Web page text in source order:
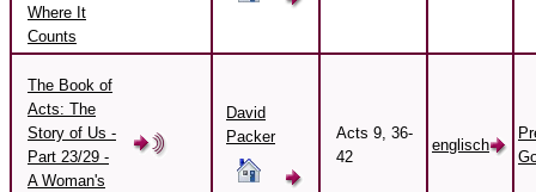
Where It
Counts
The Book of
Acts: The
Story of Us -
Part 23/29 -
A Woman's
David
Packer
Acts 9, 36-
42
englisch